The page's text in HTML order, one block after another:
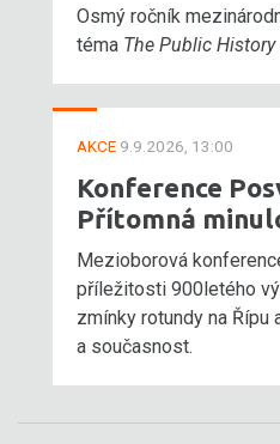
Osmý ročník
téma The Public
AKCE 9.9.2026, 13:00
Konference
Přítomná
Mezioborová
příležitosti 900letého
zmínky rotundy na Řípu
a současnost.